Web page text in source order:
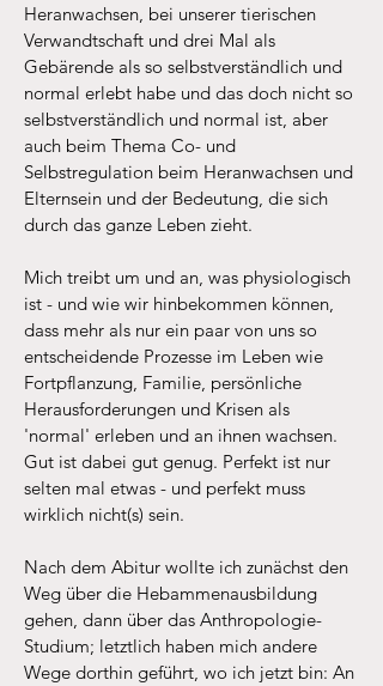
Heranwachsen, bei unserer tierischen
Verwandtschaft und drei Mal als
Gebärende als so selbstverständlich und
normal erlebt habe und das doch nicht so
selbstverständlich und normal ist, aber
auch beim Thema Co- und
Selbstregulation beim Heranwachsen und
Elternsein und der Bedeutung, die sich
durch das ganze Leben zieht.
Mich treibt um und an, was physiologisch
ist - und wie wir hinbekommen können,
dass mehr als nur ein paar von uns so
entscheidende Prozesse im Leben wie
Fortpflanzung, Familie, persönliche
Herausforderungen und Krisen als
'normal' erleben und an ihnen wachsen.
Gut ist dabei gut genug. Perfekt ist nur
selten mal etwas - und perfekt muss
wirklich nicht(s) sein.
Nach dem Abitur wollte ich zunächst den
Weg über die Hebammenausbildung
gehen, dann über das Anthropologie-
Studium; letztlich haben mich andere
Wege dorthin geführt, wo ich jetzt bin: An